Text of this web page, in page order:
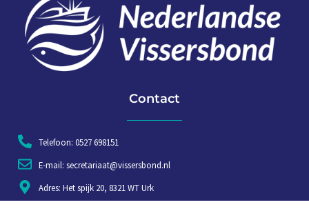
Contact
Telefoon: 0527 698151
E-mail: secretariaat@vissersbond.nl
Adres: Het spijk 20, 8321 WT Urk